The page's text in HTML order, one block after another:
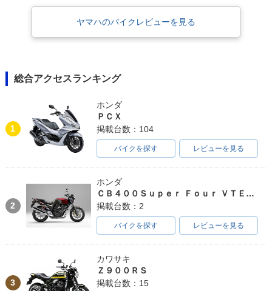
ヤマハのバイクレビューを見る
総合アクセスランキング
1
ホンダ
ＰＣＸ
掲載台数：104
バイクを探す レビューを見る
2
ホンダ
ＣＢ４００Ｓｕｐｅｒ Ｆｏｕｒ ＶＴＥＣ ＳＰＥＣ３
掲載台数：2
バイクを探す レビューを見る
3
カワサキ
Ｚ９００ＲＳ
掲載台数：15